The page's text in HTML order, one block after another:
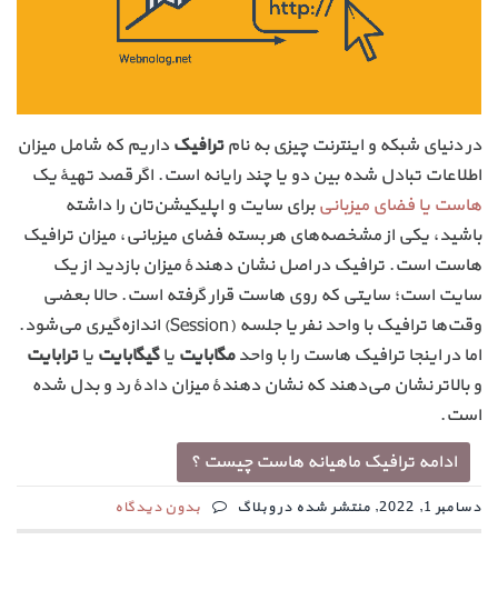
در دنیای شبکه و اینترنت چیزی به نامترافیک داریم که شامل میزان
اطلاعات تبادل شده بین دو یا چند رایانه است. اگر قصد تهیهٔ یک
هاست یا فضای میزبانیبرای سایت و اپلیکیشن‌تان را داشته
باشید، یکی از مشخصه‌های هر بسته فضای میزبانی، میزان ترافیک
هاست است. ترافیک در اصل نشان دهندهٔ میزان بازدید از یک
سایت است؛ سایتی که روی هاست قرار گرفته است. حالا بعضی
وقت‌ها ترافیک با واحد نفر یا جلسه (Session) اندازه‌گیری می‌شود.
اما در اینجا ترافیک هاست را با واحدمگابایت یاگیگابایت یاترابایت
و بالاتر نشان می‌دهند که نشان دهندهٔ میزان دادهٔ رد و بدل شده
است.
ادامه ترافیک ماهیانه هاست چیست ؟
دسامبر 1, 2022, منتشر شده در وبلاگ بدون دیدگاه